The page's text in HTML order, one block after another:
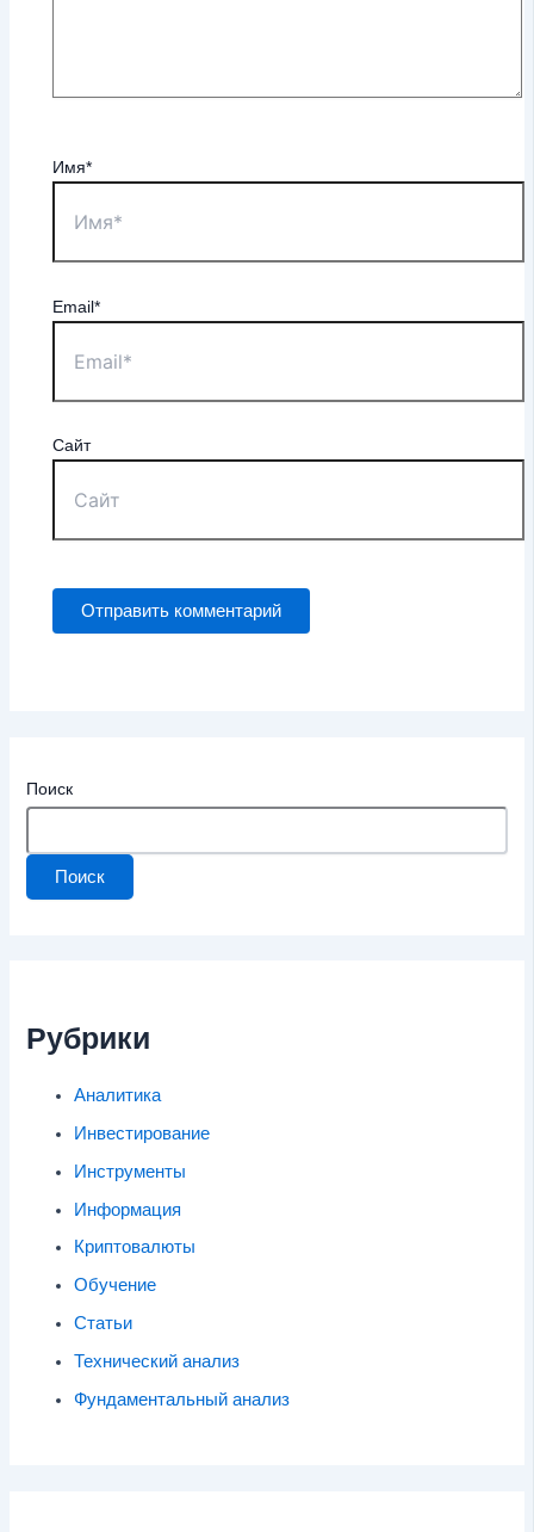
Имя*
Email*
Сайт
Поиск
Поиск
Рубрики
Аналитика
Инвестирование
Инструменты
Информация
Криптовалюты
Обучение
Статьи
Технический анализ
Фундаментальный анализ